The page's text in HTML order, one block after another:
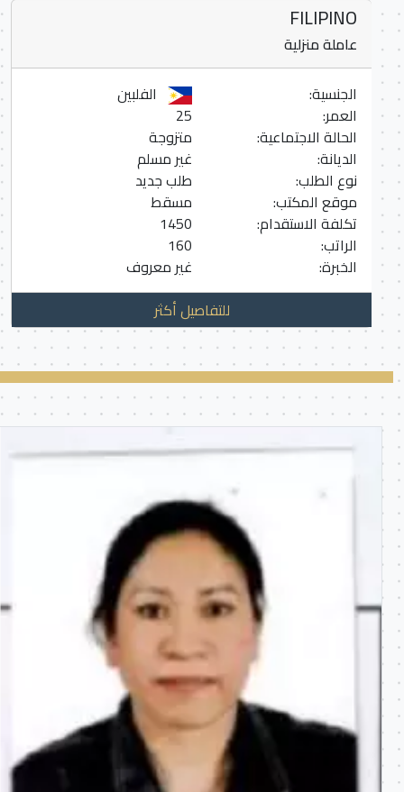
FILIPINO
عاملة منزلية
الجنسية:
الفلبين
العمر:
الحالة الاجتماعية:
متزوجة
الديانة:
غير مسلم
نوع الطلب:
طلب جديد
موقع المكتب:
مسقط
تكلفة الاستقدام:
1450
الراتب:
160
الخبرة:
غير معروف
للتفاصيل أكثر